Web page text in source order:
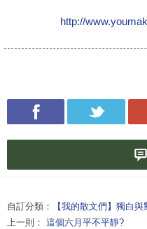
http://
自訂分類：
【我的散文們】獨白與
上一則： 這個六月平不平靜?